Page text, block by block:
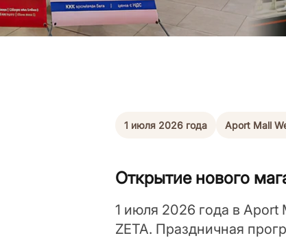
1 июля 2026 года Aport Mall
Открытие нового
1 июля 2026 года в Aport
ZETA. Праздничная